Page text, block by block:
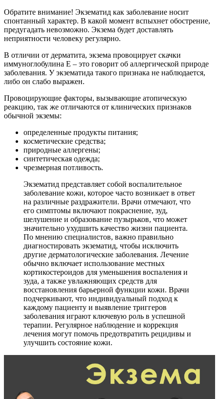
Обратите внимание! Экзематид как заболевание носит
спонтанный характер. В какой момент вспыхнет обострение,
предугадать невозможно. Экзема будет доставлять
неприятности человеку регулярно.
В отличии от дерматита, экзема провоцирует скачки
иммуноглобулина Е – это говорит об аллергической природе
заболевания. У экзематида такого признака не наблюдается,
либо он слабо выражен.
Провоцирующие факторы, вызывающие атопическую
реакцию, так же отличаются от клинических признаков
обычной экземы:
определенные продукты питания;
косметические средства;
природные аллергены;
синтетическая одежда;
чрезмерная потливость.
Экзематид представляет собой воспалительное
заболевание кожи, которое часто возникает в ответ
на различные раздражители. Врачи отмечают, что
его симптомы включают покраснение, зуд,
шелушение и образование пузырьков, что может
значительно ухудшить качество жизни пациента.
По мнению специалистов, важно правильно
диагностировать экзематид, чтобы исключить
другие дерматологические заболевания. Лечение
обычно включает использование местных
кортикостероидов для уменьшения воспаления и
зуда, а также увлажняющих средств для
восстановления барьерной функции кожи. Врачи
подчеркивают, что индивидуальный подход к
каждому пациенту и выявление триггеров
заболевания играют ключевую роль в успешной
терапии. Регулярное наблюдение и коррекция
лечения могут помочь предотвратить рецидивы и
улучшить состояние кожи.